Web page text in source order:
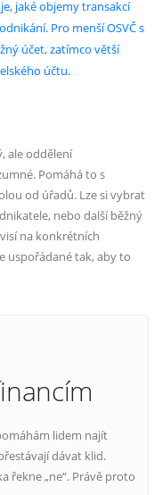
jaké objemy transakcí
Pro menší OSVČ s
účet, zatímco větší
účtu.
ale oddělení
Pomáhá to s
od úřadů. Lze si vybrat
nebo další běžný
na konkrétních
uspořádané tak, aby to
lidem najít
dávat klid.
řekne „ne“. Právě proto